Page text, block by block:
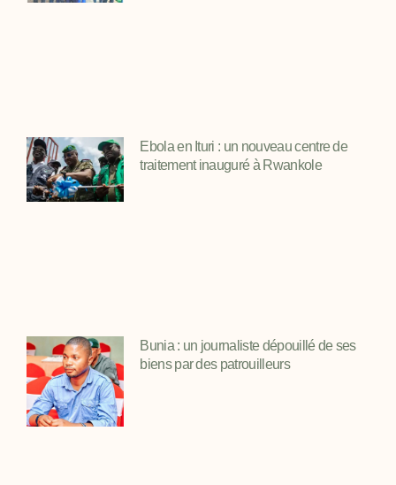
Ebola en Ituri : un nouveau centre de
traitement inauguré à Rwankole
Bunia : un journaliste dépouillé de ses
biens par des patrouilleurs